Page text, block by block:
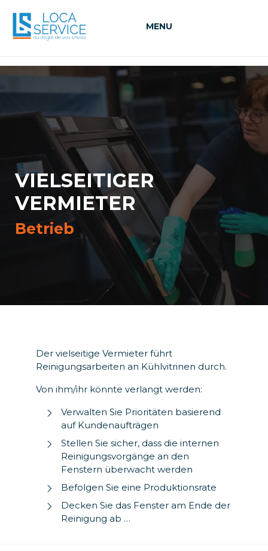
MENU
VIELSEITIGER
VERMIETER
Betrieb
Der vielseitige Vermieter führt
Reinigungsarbeiten an Kühlvitrinen durch.
Von ihm/ihr könnte verlangt werden:
Verwalten Sie Prioritäten basierend
auf Kundenaufträgen
Stellen Sie sicher, dass die internen
Reinigungsvorgänge an den
Fenstern überwacht werden
Befolgen Sie eine Produktionsrate
Decken Sie das Fenster am Ende der
Reinigung ab …